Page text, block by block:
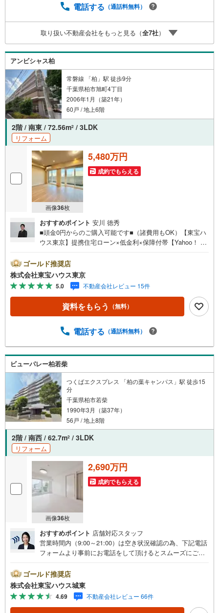
スライトは出金と譲渡はできません。ご案内・詳細な資料
時受け付けております！■頭金0円からのご購入可能です■
（諸費用もOK）お気軽にお問い合わせください。
電話する （通話料無料）
取り扱い不動産会社をもっと見る（全7社）
アンビシャス柏
常磐線 「柏」駅 徒歩9分
千葉県柏市旭町4丁目
2006年1月（築21年）
60戸 / 地上6階
2階 / 南東 / 72.56m2 / 3LDK
リフォーム
画像36枚
5,480万円
成約でもらえる
おすすめポイント 安川 徳秀
■頭金0円からのご購入可能です■（諸費用もOK）【東宝ハ
ウス東京】提携住宅ローン×低金利×保障付帯【Yahoo！ 不
ayボーナスライトがもらえる「Yahoo！ 不動産 物件ご成約
キャンペーン」の対象になります。「資料をもらう」「見
学予約をする」ボタンからお問い合わせください。※必ずY
ahoo！ JAPAN IDでログインしてください。※PayPayボー
ナスライトは出金と譲渡はできません。ご案内・詳細な資
料のご請求はお気軽にどうぞ♪お電話でのお問い合わせも
ゴールド推奨店
株式会社東宝ハウス東京
5.0 不動産会社レビュー 15件
資料をもらう （無料）
電話する （通話料無料）
ビューパレー柏若柴
つくばエクスプレス 「柏の葉キャンパス」駅 徒歩15
分
千葉県柏市若柴
1990年3月（築37年）
56戸 / 地上8階
2階 / 南西 / 62.7m2 / 3LDK
リフォーム
画像36枚
2,690万円
成約でもらえる
おすすめポイント 店舗対応スタッフ
営業時間内（9:00～21:00）は空き状況確認の為、下記電話
フォームより事前にお電話をして頂けるとスムーズにご案
カレンダーの作成▽ご購入後もお客様の人生のパートナー
として暮らしの「安心」を守り続けます。【Yahoo！ 不動
産キャンペーン対象店舗】当店で物件を成約するとPayPay
ボーナスライトがもらえる「Yahoo！ 不動産 物件ご成約キ
ゴールド推奨店
株式会社東宝ハウス城東
4.69 不動産会社レビュー 66件